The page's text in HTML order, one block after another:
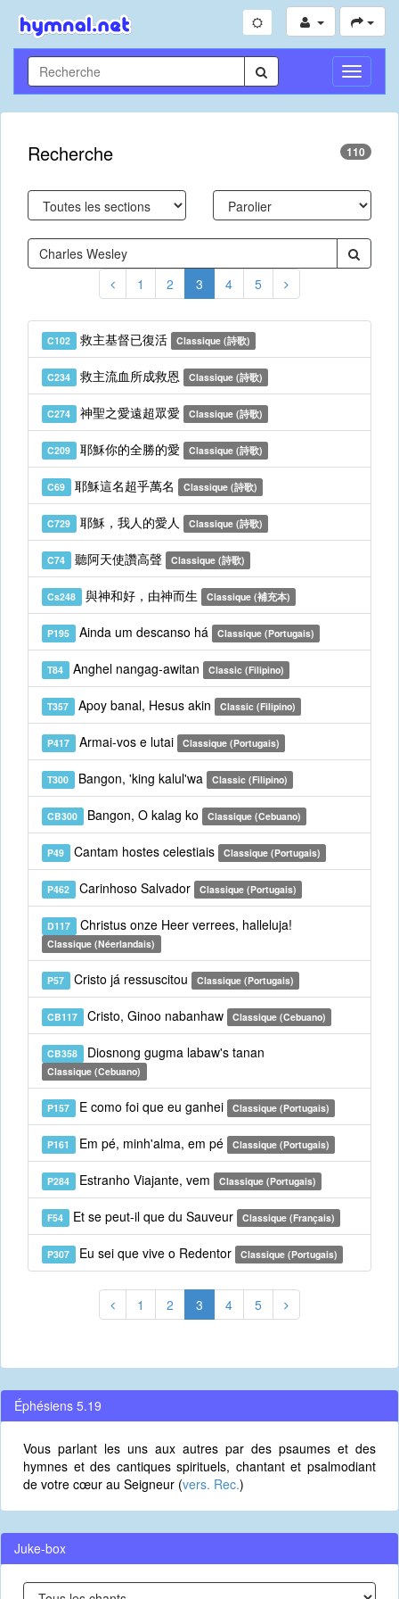
Toggle
Recherche 110
1 2 3 4 5
C102 救主基督已復活 Classique (詩歌)
C234 救主流血所成救恩 Classique (詩歌)
C274 神聖之愛遠超眾愛 Classique (詩歌)
C209 耶穌你的全勝的愛 Classique (詩歌)
C69 耶穌這名超乎萬名 Classique (詩歌)
C729 耶穌，我人的愛人 Classique (詩歌)
C74 聽阿天使讚高聲 Classique (詩歌)
Cs248 與神和好，由神而生 Classique (補充本)
P195 Ainda um descanso há Classique (Portugais)
T84 Anghel nangag-awitan Classic (Filipino)
T357 Apoy banal, Hesus akin Classic (Filipino)
P417 Armai-vos e lutai Classique (Portugais)
T300 Bangon, 'king kalul'wa Classic (Filipino)
CB300 Bangon, O kalag ko Classique (Cebuano)
P49 Cantam hostes celestiais Classique (Portugais)
P462 Carinhoso Salvador Classique (Portugais)
D117 Christus onze Heer verrees, halleluja!
Classique (Néerlandais)
P57 Cristo já ressuscitou Classique (Portugais)
CB117 Cristo, Ginoo nabanhaw Classique (Cebuano)
CB358 Diosnong gugma labaw's tanan
Classique (Cebuano)
P157 E como foi que eu ganhei Classique (Portugais)
P161 Em pé, minh'alma, em pé Classique (Portugais)
P284 Estranho Viajante, vem Classique (Portugais)
F54 Et se peut-il que du Sauveur Classique (Français)
P307 Eu sei que vive o Redentor Classique (Portugais)
1 2 3 4 5
Éphésiens 5.19
Vous parlant les uns aux autres par des psaumes et des
hymnes et des cantiques spirituels, chantant et psalmodiant
de votre cœur au Seigneur (vers. Rec.)
Juke-box